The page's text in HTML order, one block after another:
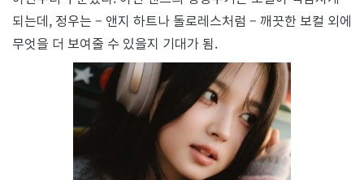
되는데, 정우는 – 앤지 하트나 돌로레스처럼 – 깨끗한 보컬 외에
무엇을 더 보여줄 수 있을지 기대가 됨.